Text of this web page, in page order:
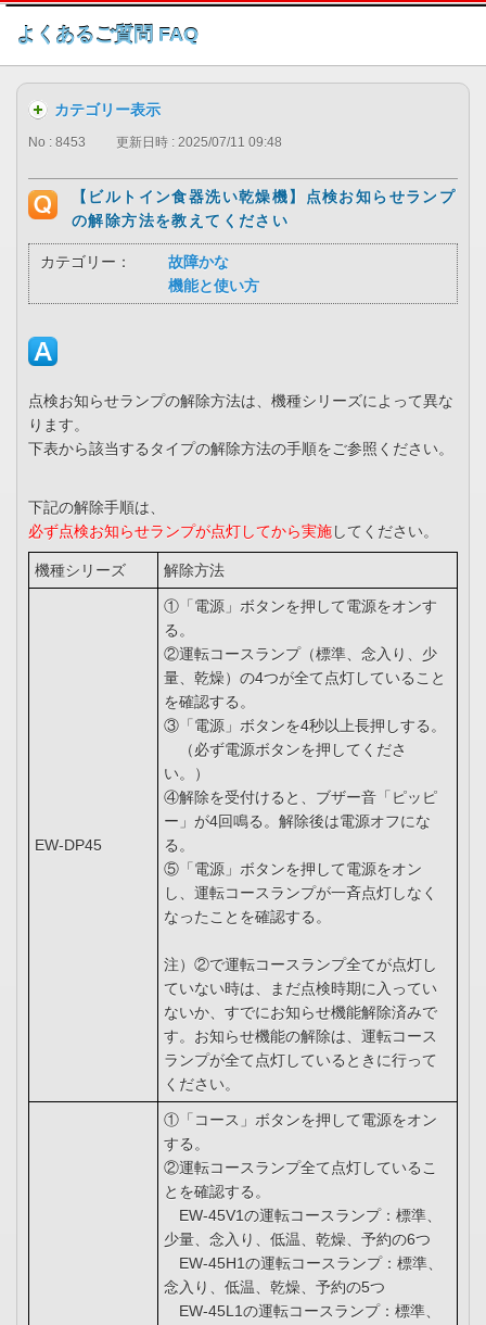
このページの本文へ
よくあるご質問 FAQ
カテゴリー表示
No : 8453 更新日時 : 2025/07/11 09:48
【ビルトイン食器洗い乾燥機】点検お知らせランプ
の解除方法を教えてください
カテゴリー：
故障かな
機能と使い方
点検お知らせランプの解除方法は、機種シリーズによって異な
ります。
下表から該当するタイプの解除方法の手順をご参照ください。
下記の解除手順は、
必ず点検お知らせランプが点灯してから実施してください。
機種シリーズ 解除方法
EW-DP45
①「電源」ボタンを押して電源をオンす
る。
②運転コースランプ（標準、念入り、少
量、乾燥）の4つが全て点灯していること
を確認する。
③「電源」ボタンを4秒以上長押しする。
（必ず電源ボタンを押してくださ
い。）
④解除を受付けると、ブザー音「ピッピ
ー」が4回鳴る。解除後は電源オフにな
る。
⑤「電源」ボタンを押して電源をオン
し、運転コースランプが一斉点灯しなく
なったことを確認する。
注）②で運転コースランプ全てが点灯し
ていない時は、まだ点検時期に入ってい
ないか、すでにお知らせ機能解除済みで
す。お知らせ機能の解除は、運転コース
ランプが全て点灯しているときに行って
ください。
①「コース」ボタンを押して電源をオン
する。
②運転コースランプ全て点灯しているこ
とを確認する。
EW-45V1の運転コースランプ：標準、
少量、念入り、低温、乾燥、予約の6つ
EW-45H1の運転コースランプ：標準、
念入り、低温、乾燥、予約の5つ
EW-45L1の運転コースランプ：標準、